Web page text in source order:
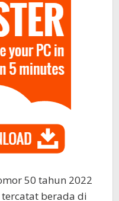
50 tahun 2022
berada di